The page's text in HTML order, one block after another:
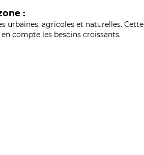
:
urbaines, agricoles et naturelles. Cette
compte les besoins croissants.